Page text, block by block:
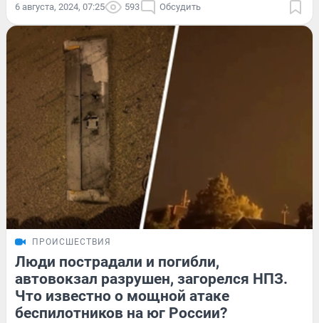
6 августа, 2024, 07:25 593 Обсудить
ПРОИСШЕСТВИЯ
Люди пострадали и погибли,
автовокзал разрушен, загорелся НПЗ.
Что известно о мощной атаке
беспилотников на юг России?